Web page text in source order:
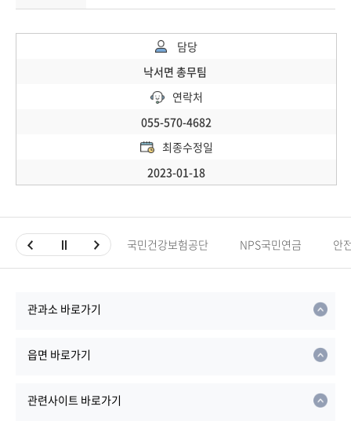
담당
낙서면 총무팀
연락처
055-570-4682
최종수정일
2023-01-18
국민건강보험공단 NPS국민연금 안
관과소 바로가기
읍면 바로가기
관련사이트 바로가기